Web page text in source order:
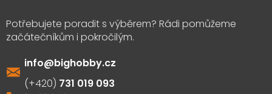
info@bighobby.cz
731 019 093